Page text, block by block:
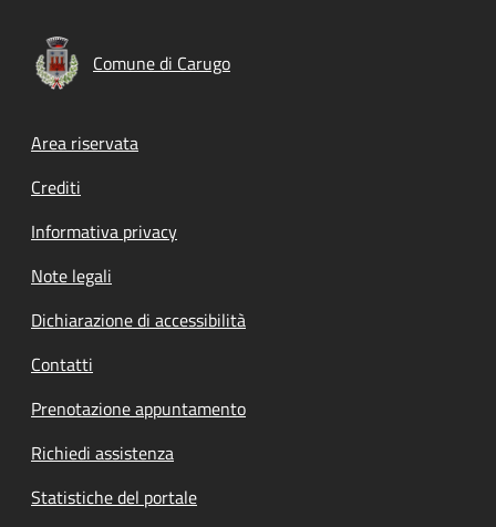
Comune di Carugo
Footer menu
Area riservata
Crediti
Informativa privacy
Note legali
Dichiarazione di accessibilità
Contatti
Prenotazione appuntamento
Richiedi assistenza
Statistiche del portale